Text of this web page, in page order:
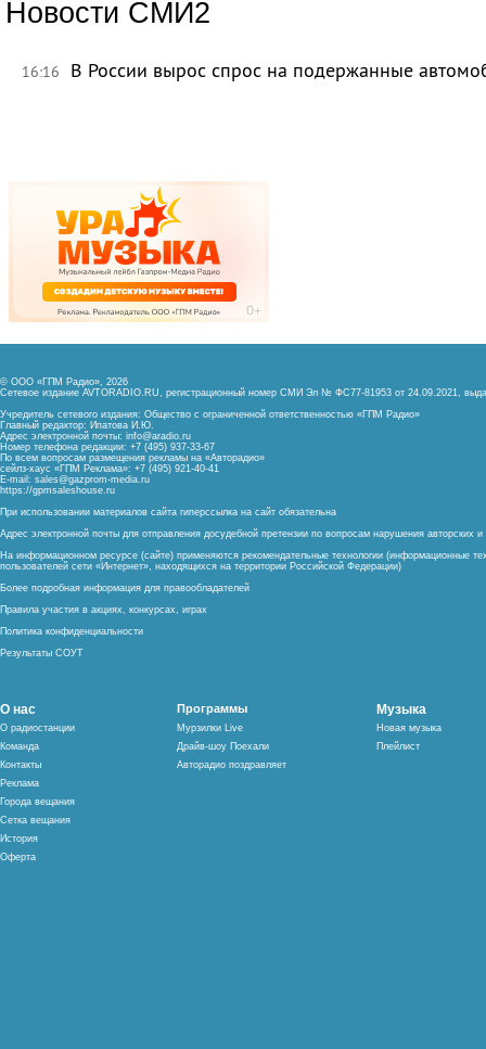
Новости СМИ2
16:16 В России вырос спрос на подержанные
© ООО «ГПМ Радио», 2026
Сетевое издание AVTORADIO.RU, регистрационный номер СМИ Эл № ФС77-81953 от 24.09.2021,
Учредитель сетевого издания: Общество с ограниченной ответственностью «ГПМ Радио»
Главный редактор: Ипатова И.Ю.
Адрес электронной почты: info@aradio.ru
Номер телефона редакции: +7 (495) 937-33-67
По всем вопросам размещения рекламы на «Авторадио»
сейлз-хаус «ГПМ Реклама»: +7 (495) 921-40-41
E-mail: sales@gazprom-media.ru
https://gpmsaleshouse.ru
При использовании материалов сайта гиперссылка на сайт обязательна
Адрес электронной почты для отправления досудебной претензии по вопросам нарушения авторских
На информационном ресурсе (сайте) применяются рекомендательные технологии (информационные
пользователей сети «Интернет», находящихся на территории Российской Федерации)
Более подробная информация для правообладателей
Правила участия в акциях, конкурсах, играх
Политика конфиденциальности
Результаты СОУТ
О нас
О радиостанции
Команда
Контакты
Реклама
Города вещания
Сетка вещания
История
Оферта
Программы
Мурзилки Live
Драйв-шоу Поехали
Авторадио поздравляет
Музыка
Новая музыка
Плейлист